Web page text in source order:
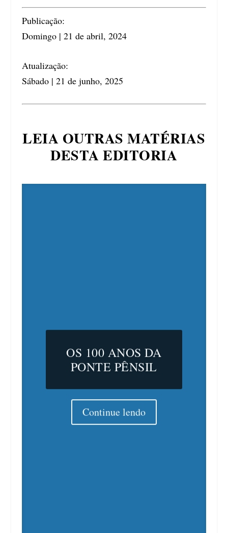
Publicação:
Domingo | 21 de abril, 2024
Atualização:
Sábado | 21 de junho, 2025
LEIA OUTRAS MATÉRIAS
DESTA EDITORIA
OS 100 ANOS DA
PONTE PÊNSIL
Continue lendo